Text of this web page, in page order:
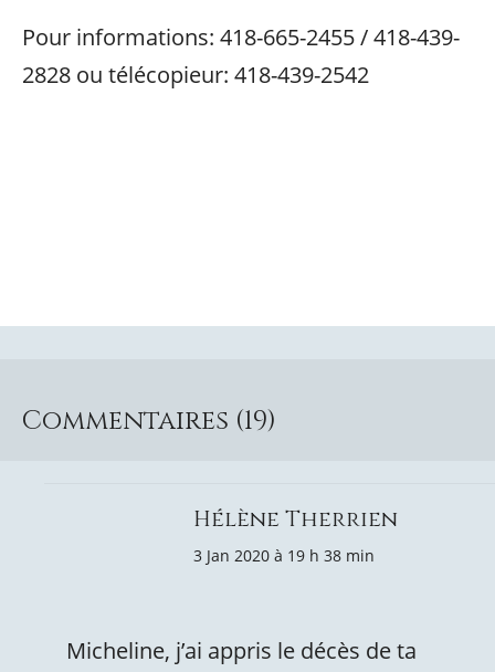
Pour informations: 418-665-2455 / 418-439-
2828 ou télécopieur: 418-439-2542
Commentaires (19)
Hélène Therrien
3 Jan 2020 à 19 h 38 min
Micheline, j’ai appris le décès de ta